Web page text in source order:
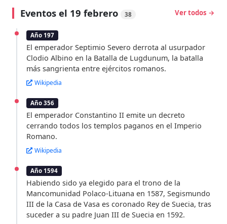
Eventos el 19 febrero 38 Ver todos →
Año 197
El emperador Septimio Severo derrota al usurpador
Clodio Albino en la Batalla de Lugdunum, la batalla
más sangrienta entre ejércitos romanos.
Wikipedia
Año 356
El emperador Constantino II emite un decreto
cerrando todos los templos paganos en el Imperio
Romano.
Wikipedia
Año 1594
Habiendo sido ya elegido para el trono de la
Mancomunidad Polaco-Lituana en 1587, Segismundo
III de la Casa de Vasa es coronado Rey de Suecia, tras
suceder a su padre Juan III de Suecia en 1592.